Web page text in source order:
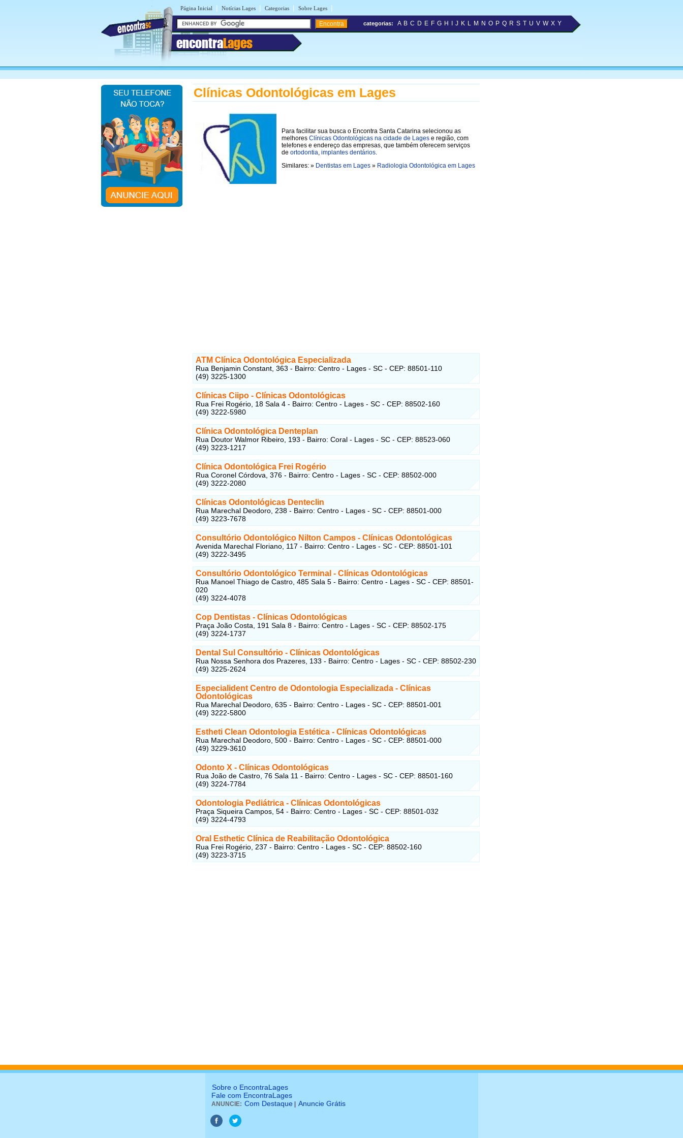
Página Inicial | Notícias Lages | Categorias | Sobre Lages |
encontraLages
categorias: A B C D E F G H J K L M N O P Q R S T U V W X Y
Clínicas Odontológicas em Lages
Para facilitar sua busca o Encontra Santa Catarina selecionou as
melhores Clínicas Odontológicas na cidade de Lages e região, com
telefones e endereço das empresas, que também oferecem serviços
de ortodontia implantes dentários
Similares: » Dentistas em Lages » Radiologia Odontológica em Lages
ATM Clínica Odontológica Especializada
Rua Benjamin Constant, 363 - Bairro: Centro - Lages - SC - CEP: 88501-110
(49) 3225-1300
Clínicas Ciipo - Clínicas Odontológicas
Rua Frei Rogério, 18 Sala 4 - Bairro: Centro - Lages - SC - CEP: 88502-160
(49) 3222-5980
Clínica Odontológica Denteplan
Rua Doutor Walmor Ribeiro, 193 - Bairro: Coral - Lages - SC - CEP: 88523-060
(49) 3223-1217
Clínica Odontológica Frei Rogério
Rua Coronel Córdova, 376 - Bairro: Centro - Lages - SC - CEP: 88502-000
(49) 3222-2080
Clínicas Odontológicas Denteclin
Rua Marechal Deodoro, 238 - Bairro: Centro - Lages - SC - CEP: 88501-000
(49) 3223-7678
Consultório Odontológico Nilton Campos - Clínicas Odontológicas
Avenida Marechal Floriano, 117 - Bairro: Centro - Lages - SC - CEP: 88501-101
(49) 3222-3495
Consultório Odontológico Terminal - Clínicas Odontológicas
Rua Manoel Thiago de Castro, 485 Sala 5 - Bairro: Centro - Lages - SC - CEP: 88501-
020
(49) 3224-4078
Cop Dentistas - Clínicas Odontológicas
Praça João Costa, 191 Sala 8 - Bairro: Centro - Lages - SC - CEP: 88502-175
(49) 3224-1737
Dental Sul Consultório - Clínicas Odontológicas
Rua Nossa Senhora dos Prazeres, 133 - Bairro: Centro - Lages - SC - CEP: 88502-230
(49) 3225-2624
Especialident Centro de Odontologia Especializada - Clínicas
Odontológicas
Rua Marechal Deodoro, 635 - Bairro: Centro - Lages - SC - CEP: 88501-001
(49) 3222-5800
Estheti Clean Odontologia Estética - Clínicas Odontológicas
Rua Marechal Deodoro, 500 - Bairro: Centro - Lages - SC - CEP: 88501-000
(49) 3229-3610
Odonto X - Clínicas Odontológicas
Rua João de Castro, 76 Sala 11 - Bairro: Centro - Lages - SC - CEP: 88501-160
(49) 3224-7784
Odontologia Pediátrica - Clínicas Odontológicas
Praça Siqueira Campos, 54 - Bairro: Centro - Lages - SC - CEP: 88501-032
(49) 3224-4793
Oral Esthetic Clínica de Reabilitação Odontológica
Rua Frei Rogério, 237 - Bairro: Centro - Lages - SC - CEP: 88502-160
(49) 3223-3715
Sobre o EncontraLages
Fale com EncontraLages
ANUNCIE: Com Destaque Anuncie Grátis